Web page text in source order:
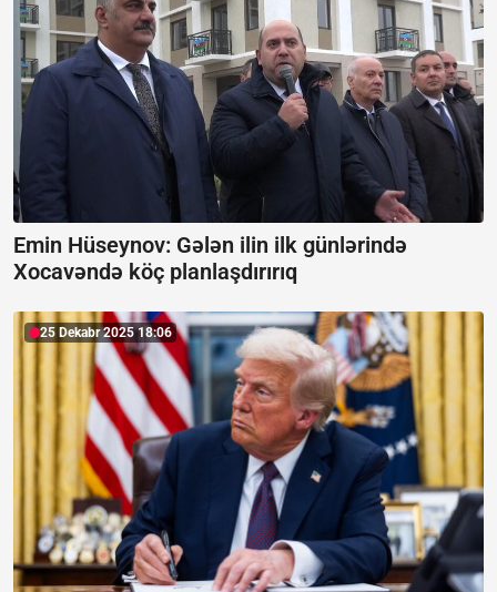
Emin Hüseynov: Gələn ilin ilk günlərində
Xocavəndə köç planlaşdırırıq
25 Dekabr 2025 18:06